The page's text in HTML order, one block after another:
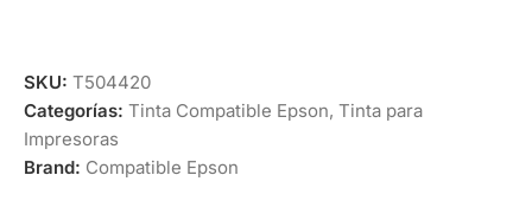
SKU: T504420
Categorías: Tinta Compatible Epson, Tinta para
Impresoras
Brand: Compatible Epson